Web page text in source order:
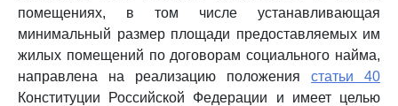
помещениях, в том числе устанавливающая
минимальный размер площади предоставляемых им
жилых помещений по договорам социального найма,
направлена на реализацию положения статьи 40
Конституции Российской Федерации и имеет целью